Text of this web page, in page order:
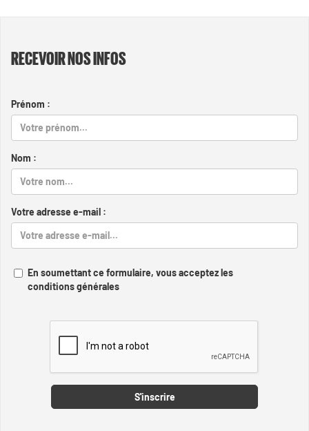
RECEVOIR NOS INFOS
Prénom :
Nom :
Votre adresse e-mail :
En soumettant ce formulaire, vous acceptez les
conditions générales
S'inscrire